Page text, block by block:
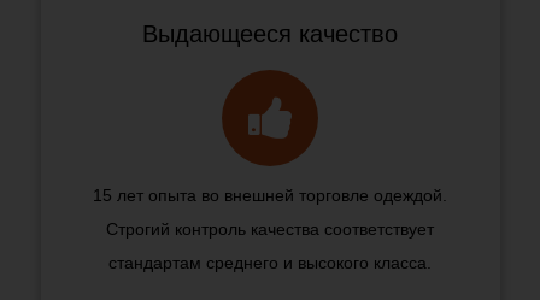
Выдающееся качество
15 лет опыта во внешней торговле одеждой.
Строгий контроль качества соответствует
стандартам среднего и высокого класса.